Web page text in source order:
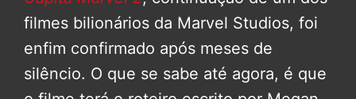
filmes bilionários da Marvel Studios, foi
enfim confirmado após meses de
silêncio. O que se sabe até agora, é que